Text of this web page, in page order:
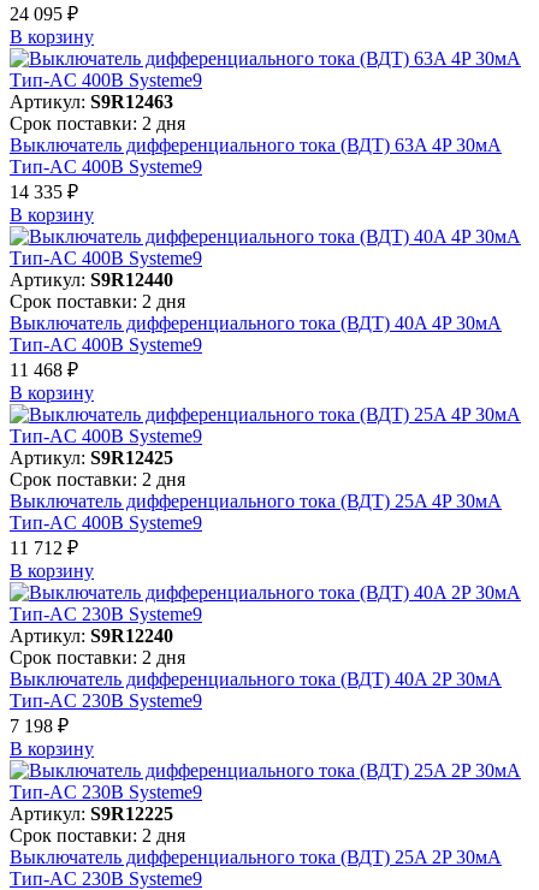
24 095 ₽
В корзинy
Артикул: S9R12463
Срок поставки: 2 дня
Выключатель дифференциального тока (ВДТ) 63A 4P 30мА
Тип-AC 400В Systeme9
14 335 ₽
В корзинy
Артикул: S9R12440
Срок поставки: 2 дня
Выключатель дифференциального тока (ВДТ) 40A 4P 30мА
Тип-AC 400В Systeme9
11 468 ₽
В корзинy
Артикул: S9R12425
Срок поставки: 2 дня
Выключатель дифференциального тока (ВДТ) 25A 4P 30мА
Тип-AC 400В Systeme9
11 712 ₽
В корзинy
Артикул: S9R12240
Срок поставки: 2 дня
Выключатель дифференциального тока (ВДТ) 40A 2P 30мА
Тип-AC 230В Systeme9
7 198 ₽
В корзинy
Артикул: S9R12225
Срок поставки: 2 дня
Выключатель дифференциального тока (ВДТ) 25A 2P 30мА
Тип-AC 230В Systeme9